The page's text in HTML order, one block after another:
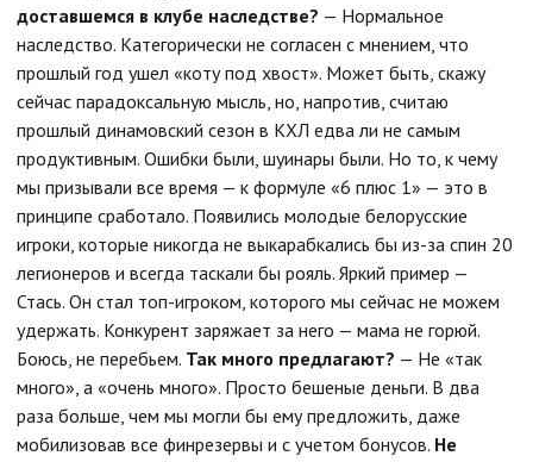
доставшемся в клубе наследстве? — Нормальное
наследство. Категорически не согласен с мнением, что
прошлый год ушел «коту под хвост». Может быть, скажу
сейчас парадоксальную мысль, но, напротив, считаю
прошлый динамовский сезон в КХЛ едва ли не самым
продуктивным. Ошибки были, шуинары были. Но то, к чему
мы призывали все время — к формуле «6 плюс 1» — это в
принципе сработало. Появились молодые белорусские
игроки, которые никогда не выкарабкались бы из-за спин 20
легионеров и всегда таскали бы рояль. Яркий пример —
Стась. Он стал топ-игроком, которого мы сейчас не можем
удержать. Конкурент заряжает за него — мама не горюй.
Боюсь, не перебьем. Так много предлагают? — Не «так
много», а «очень много». Просто бешеные деньги. В два
раза больше, чем мы могли бы ему предложить, даже
мобилизовав все финрезервы и с учетом бонусов. Не